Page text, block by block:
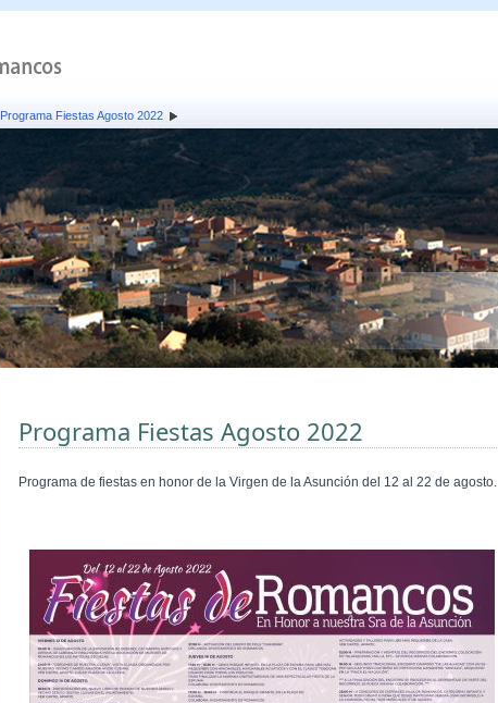
Programa Fiestas Agosto 2022
Programa Fiestas Agosto 2022
Programa de fiestas en honor de la Virgen de la Asunción del 12 al 22 de agosto.